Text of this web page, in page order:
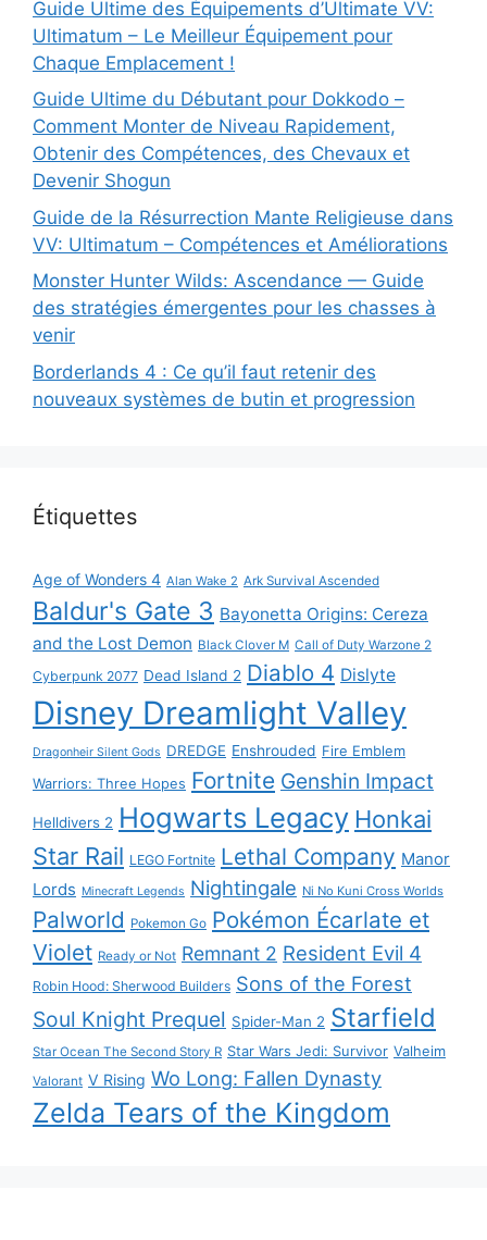
Guide Ultime des Équipements d’Ultimate VV:
Ultimatum – Le Meilleur Équipement pour
Chaque Emplacement !
Guide Ultime du Débutant pour Dokkodo –
Comment Monter de Niveau Rapidement,
Obtenir des Compétences, des Chevaux et
Devenir Shogun
Guide de la Résurrection Mante Religieuse dans
VV: Ultimatum – Compétences et Améliorations
Monster Hunter Wilds: Ascendance — Guide
des stratégies émergentes pour les chasses à
venir
Borderlands 4 : Ce qu’il faut retenir des
nouveaux systèmes de butin et progression
Étiquettes
Age of Wonders 4 Alan Wake 2 Ark Survival Ascended
Baldur's Gate 3 Bayonetta Origins: Cereza
and the Lost Demon Black Clover M Call of Duty Warzone 2
Cyberpunk 2077 Dead Island 2 Diablo 4 Dislyte
Disney Dreamlight Valley
Dragonheir Silent Gods DREDGE Enshrouded Fire Emblem
Warriors: Three Hopes Fortnite Genshin Impact
Helldivers 2 Hogwarts Legacy Honkai
Star Rail LEGO Fortnite Lethal Company Manor
Lords Minecraft Legends Nightingale Ni No Kuni Cross Worlds
Palworld Pokemon Go Pokémon Écarlate et
Violet Ready or Not Remnant 2 Resident Evil 4
Robin Hood: Sherwood Builders Sons of the Forest
Soul Knight Prequel Spider-Man 2 Starfield
Star Ocean The Second Story R Star Wars Jedi: Survivor Valheim
Valorant V Rising Wo Long: Fallen Dynasty
Zelda Tears of the Kingdom